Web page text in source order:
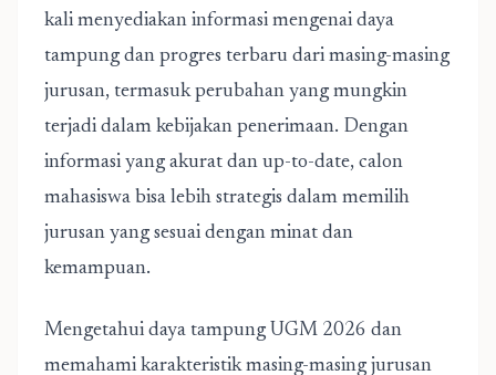
kali menyediakan informasi mengenai daya
tampung dan progres terbaru dari masing-masing
jurusan, termasuk perubahan yang mungkin
terjadi dalam kebijakan penerimaan. Dengan
informasi yang akurat dan up-to-date, calon
mahasiswa bisa lebih strategis dalam memilih
jurusan yang sesuai dengan minat dan
kemampuan.
Mengetahui daya tampung UGM 2026 dan
memahami karakteristik masing-masing jurusan